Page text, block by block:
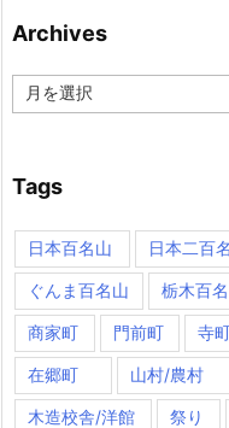
Archives
Archives
Tags
日本百名山 日本二百
ぐんま百名山 栃木百
商家町 門前町 寺
在郷町 山村/農村
木造校舎/洋館 祭り